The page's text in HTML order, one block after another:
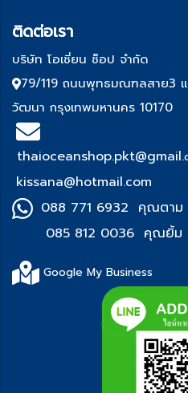
ติดต่อเรา
บริษัท โอเชี่ยน ช็อป จำกัด
79/119 ถนนพุทธมณฑลสาย3
วัฒนา กรุงเทพมหานคร 10170
thaioceanshop.pkt@gmail.
kissana@hotmail.com
088 771 6932 คุณตาม
085 812 0036 คุณยิ้ม
Google My Business